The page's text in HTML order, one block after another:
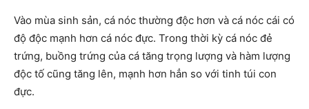
Vào mùa sinh sản, cá nóc thường độc hơn và cá nóc cái có
độ độc mạnh hơn cá nóc đực. Trong thời kỳ cá nóc đẻ
trứng, buồng trứng của cá tăng trọng lượng và hàm lượng
độc tố cũng tăng lên, mạnh hơn hẳn so với tinh túi con
đực.